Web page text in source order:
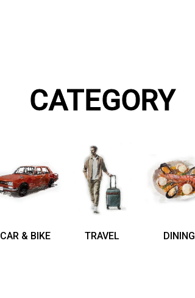
CATEGORY
CAR & BIKE TRAVEL DINING